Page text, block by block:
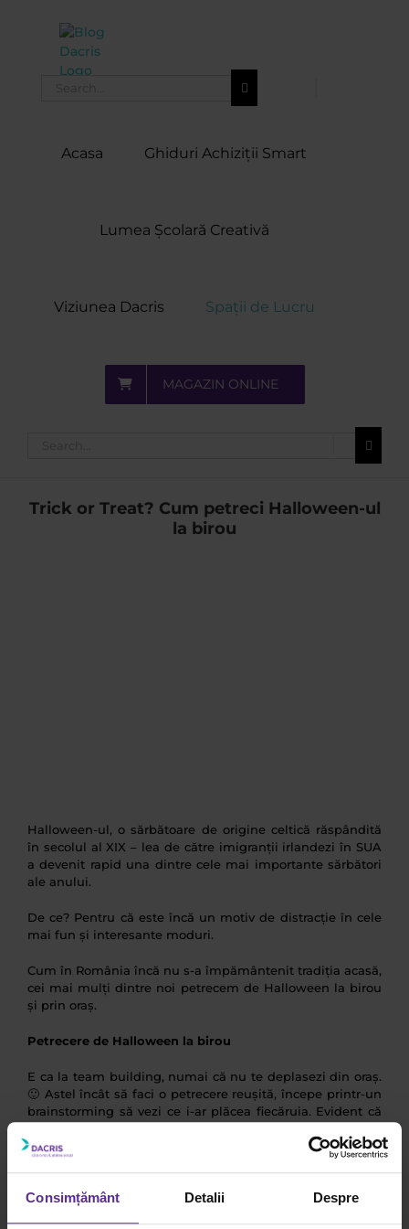
Consimțământ Detalii Despre
Acasa Ghiduri Achiziții Smart
Lumea Școlară Creativă
Viziunea Dacris Spații de Lucru
MAGAZIN ONLINE
Trick or Treat? Cum petreci Halloween-ul
la birou
Halloween-ul, o sărbătoare de origine celtică răspândită
în secolul al XIX – lea de către imigranții irlandezi în SUA
a devenit rapid una dintre cele mai importante sărbători
ale anului.
De ce? Pentru că este încă un motiv de distracție în cele
mai fun și interesante moduri.
Cum în România încă nu s-a împământenit tradiția acasă,
cei mai mulți dintre noi petrecem de Halloween la birou
și prin oraș.
Petrecere de Halloween la birou
E ca la team building, numai că nu te deplasezi din oraș.
🙂 Astel încât să faci o petrecere reușită, începe printr-un
brainstorming să vezi ce i-ar plăcea fiecăruia. Evident că
ului cu dovlecei mascați, bomboane sau mici monștri.